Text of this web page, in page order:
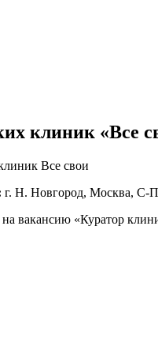
клиник «Все
Все свои
г. Н. Новгород, Москва, С-
вакансию «Куратор